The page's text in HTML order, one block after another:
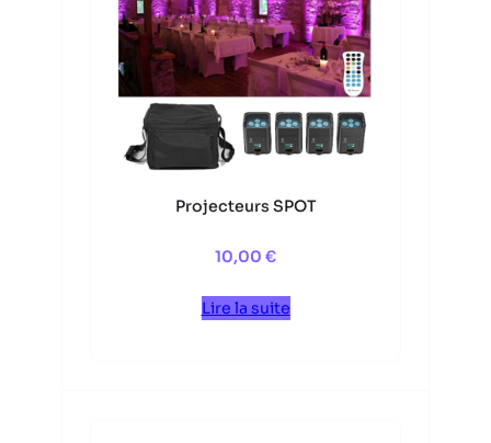
Projecteurs SPOT
10,00 €
Lire la suite